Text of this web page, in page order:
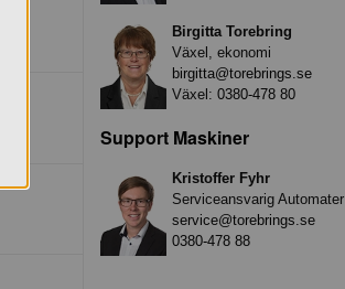
Birgitta Torebring
Växel, ekonomi
birgitta@torebrings.se
Växel: 0380-478 80
Support Maskiner
Kristoffer Fyhr
Serviceansvarig Automater
service@torebrings.se
0380-478 88